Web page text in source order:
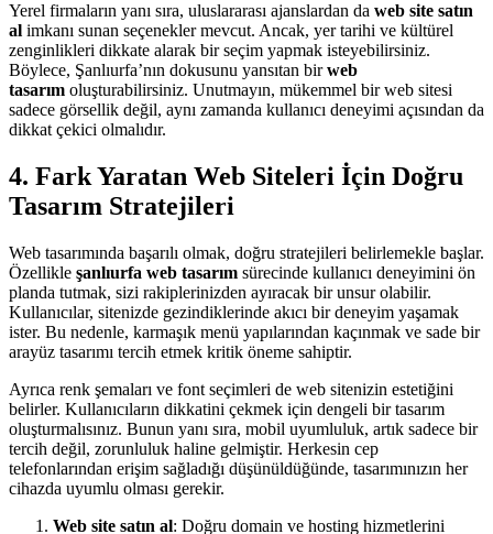
Yerel firmaların yanı sıra, uluslararası ajanslardan da web site satın
al imkanı sunan seçenekler mevcut. Ancak, yer tarihi ve kültürel
zenginlikleri dikkate alarak bir seçim yapmak isteyebilirsiniz.
Böylece, Şanlıurfa’nın dokusunu yansıtan birweb
tasarım oluşturabilirsiniz. Unutmayın, mükemmel bir web sitesi
sadece görsellik değil, aynı zamanda kullanıcı deneyimi açısından da
dikkat çekici olmalıdır.
4. Fark Yaratan Web Siteleri İçin Doğru
Tasarım Stratejileri
Web tasarımında başarılı olmak, doğru stratejileri belirlemekle başlar.
Özellikle şanlıurfa web tasarım sürecinde kullanıcı deneyimini ön
planda tutmak, sizi rakiplerinizden ayıracak bir unsur olabilir.
Kullanıcılar, sitenizde gezindiklerinde akıcı bir deneyim yaşamak
ister. Bu nedenle, karmaşık menü yapılarından kaçınmak ve sade bir
arayüz tasarımı tercih etmek kritik öneme sahiptir.
Ayrıca renk şemaları ve font seçimleri de web sitenizin estetiğini
belirler. Kullanıcıların dikkatini çekmek için dengeli bir tasarım
oluşturmalısınız. Bunun yanı sıra, mobil uyumluluk, artık sadece bir
tercih değil, zorunluluk haline gelmiştir. Herkesin cep
telefonlarından erişim sağladığı düşünüldüğünde, tasarımınızın her
cihazda uyumlu olması gerekir.
Web site satın al: Doğru domain ve hosting hizmetlerini